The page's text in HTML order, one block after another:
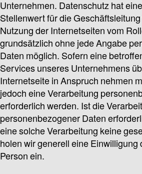
Unternehmen. Datenschutz hat
Stellenwert für die
Nutzung der Internetseiten vom
grundsätzlich ohne jede Angabe
Daten möglich. Sofern eine
Services unseres Unternehmens
Internetseite in Anspruch nehmen
jedoch eine Verarbeitung
erforderlich werden. Ist die
personenbezogener Daten
eine solche Verarbeitung keine
holen wir generell eine Einwilligung
Person ein.